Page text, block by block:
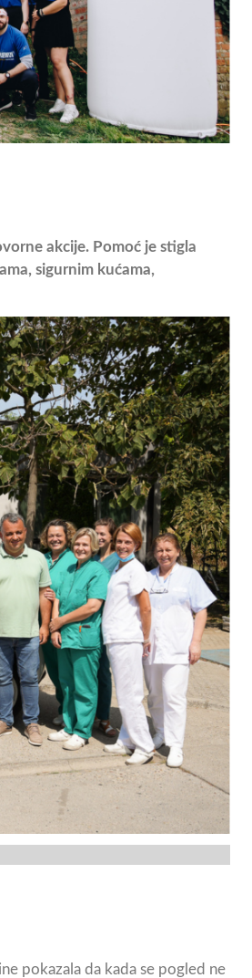
akcije. Pomoć je stigla
sigurnim kućama,
pokazala da kada se pogled ne